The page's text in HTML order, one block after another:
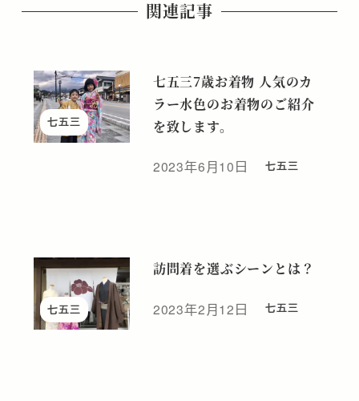
関連記事
七五三
七五三7歳お着物 人気のカ
ラー水色のお着物のご紹介
を致します。
投稿日
2023年6月10日 七五三
七五三
訪問着を選ぶシーンとは？
投稿日
2023年2月12日 七五三